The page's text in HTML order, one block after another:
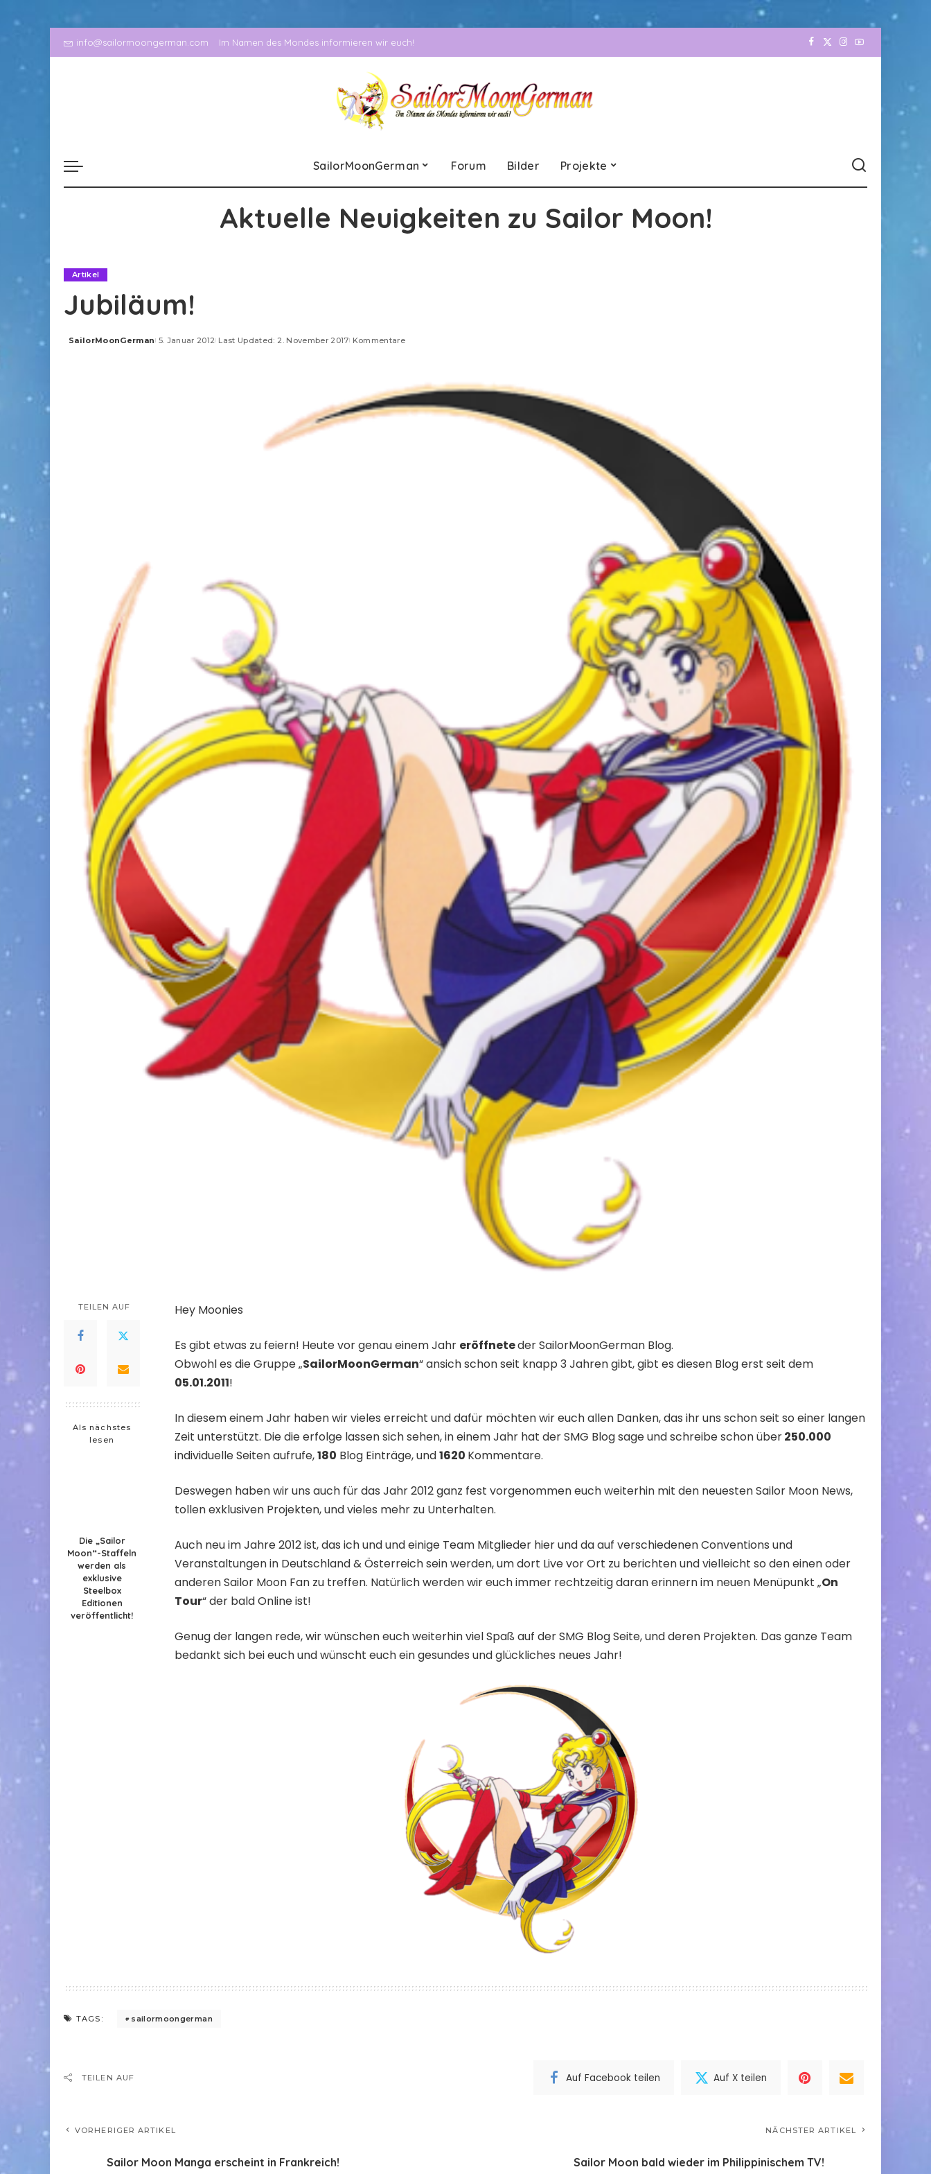
info@sailormoongerman.com Im Namen des Mondes informieren wir euch!
SailorMoonGerman Forum Bilder Projekte
Aktuelle Neuigkeiten zu Sailor Moon!
Artikel
Jubiläum!
Posted
SailorMoonGerman 5. Januar 2012 Last Updated: 2. November 2017 Kommentare
TEILEN AUF
Als nächstes
lesen
Die „Sailor
Moon“-Staffeln
werden als
exklusive
Steelbox
Editionen
veröffentlicht!
Hey Moonies
Es gibt etwas zu feiern! Heute vor genau einem Jahr eröffneteder SailorMoonGerman Blog.
Obwohl es die Gruppe „SailorMoonGerman“ ansich schon seit knapp 3 Jahren gibt, gibt es diesen Blog erst seit dem
05.01.2011!
In diesem einem Jahr haben wir vieles erreicht und dafür möchten wir euch allen Danken, das ihr uns schon seit so einer langen
Zeit unterstützt. Die die erfolge lassen sich sehen, in einem Jahr hat der SMG Blog sage und schreibe schon über250.000
individuelle Seiten aufrufe,180 Blog Einträge, und1620 Kommentare.
Deswegen haben wir uns auch für das Jahr 2012 ganz fest vorgenommen euch weiterhin mit den neuesten Sailor Moon News,
tollen exklusiven Projekten, und vieles mehr zu Unterhalten.
Auch neu im Jahre 2012 ist, das ich und und einige Team Mitglieder hier und da auf verschiedenen Conventions und
Veranstaltungen in Deutschland & Österreich sein werden, um dort Live vor Ort zu berichten und vielleicht so den einen oder
anderen Sailor Moon Fan zu treffen. Natürlich werden wir euch immer rechtzeitig daran erinnern im neuen Menüpunkt „On
Tour“ der bald Online ist!
Genug der langen rede, wir wünschen euch weiterhin viel Spaß auf der SMG Blog Seite, und deren Projekten. Das ganze Team
bedankt sich bei euch und wünscht euch ein gesundes und glückliches neues Jahr!
TAGS: sailormoongerman
TEILEN AUF Auf Facebook teilen Auf X teilen
VORHERIGER ARTIKEL
Sailor Moon Manga erscheint in Frankreich!
NÄCHSTER ARTIKEL
Sailor Moon bald wieder im Philippinischem TV!